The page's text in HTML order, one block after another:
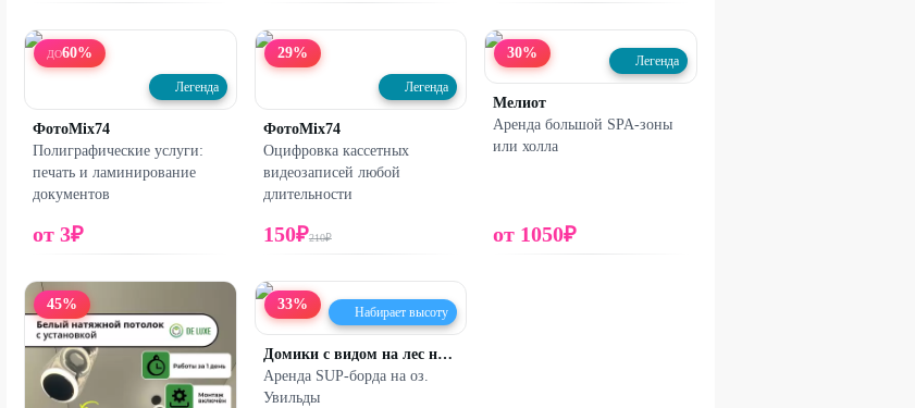
ДО60%
Легенда
ФотоMix74
Полиграфические услуги:
печать и ламинирование
документов
от3₽
29%
Легенда
ФотоMix74
Оцифровка кассетных
видеозаписей любой
длительности
150₽210₽
30% Легенда
Мелиот
Аренда большой SPA-зоны
или холла
от 1050₽
45% 33% Набирает высоту
Домики с видом на лес на оз. Увильды
Аренда SUP-борда на оз.
Увильды